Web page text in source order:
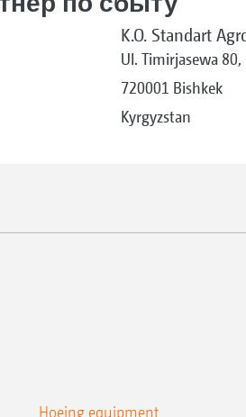
K.O. Standart
Ul. Timirjasewa
720001 Bishkek
Kyrgyzstan
Hoeing equipment